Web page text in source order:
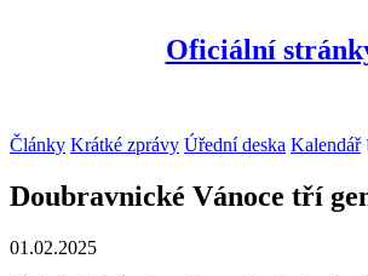
Oficiální
Články Krátké zprávy Úřední deska Kalendář
Doubravnické Vánoce tří
01.02.2025